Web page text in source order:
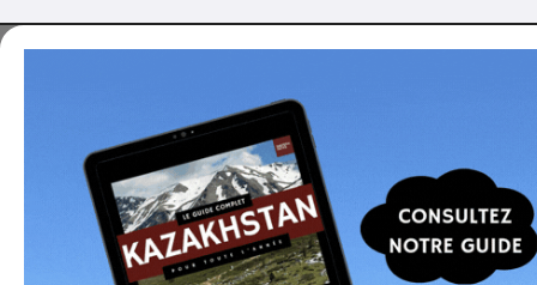
Vous voulez voyager
au Kazakhstan ?
Je peux vous aider à organiser un voyage sur
mesure, ou vous proposer des programmes